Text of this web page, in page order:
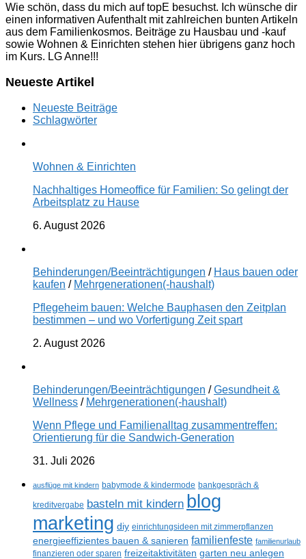
Wie schön, dass du mich auf topE besuchst. Ich wünsche dir
einen informativen Aufenthalt mit zahlreichen bunten Artikeln
aus dem Familienkosmos. Beiträge zu Hausbau und -kauf
sowie Wohnen & Einrichten stehen hier übrigens ganz hoch
im Kurs. LG Anne!!!
Neueste Artikel
Neueste Beiträge
Schlagwörter
Wohnen & Einrichten
Nachhaltiges Homeoffice für Familien: So gelingt der
Arbeitsplatz zu Hause
6. August 2026
Behinderungen/Beeinträchtigungen / Haus bauen oder
kaufen / Mehrgenerationen(-haushalt)
Pflegeheim bauen: Welche Bauphasen den Zeitplan
bestimmen – und wo Vorfertigung Zeit spart
2. August 2026
Behinderungen/Beeinträchtigungen /Gesundheit &
Wellness / Mehrgenerationen(-haushalt)
Wenn Pflege und Familienalltag zusammentreffen:
Orientierung für die Sandwich-Generation
31. Juli 2026
ausflüge mit kindern babymode & kindermode bankgespräch &
kreditvergabe basteln mit kindern blog
marketing diy einrichtungsideen mit zimmerpflanzen
energieeffizientes bauen & sanieren familienfeste familienurlaub
finanzieren oder sparen freizeitaktivitäten garten neu anlegen